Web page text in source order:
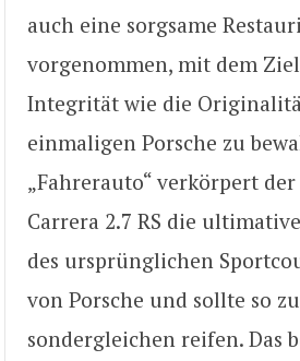
auch eine sorgsame
vorgenommen, mit dem
Integrität wie die
einmaligen Porsche zu
„Fahrerauto“ verkörpert der
Carrera 2.7 RS die
des ursprünglichen
von Porsche und sollte so
sondergleichen reifen. Das